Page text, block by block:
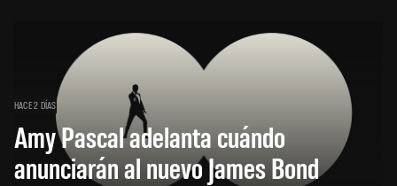
HACE 2 DÍAS
Amy Pascal adelanta cuándo
anunciarán al nuevo James Bond